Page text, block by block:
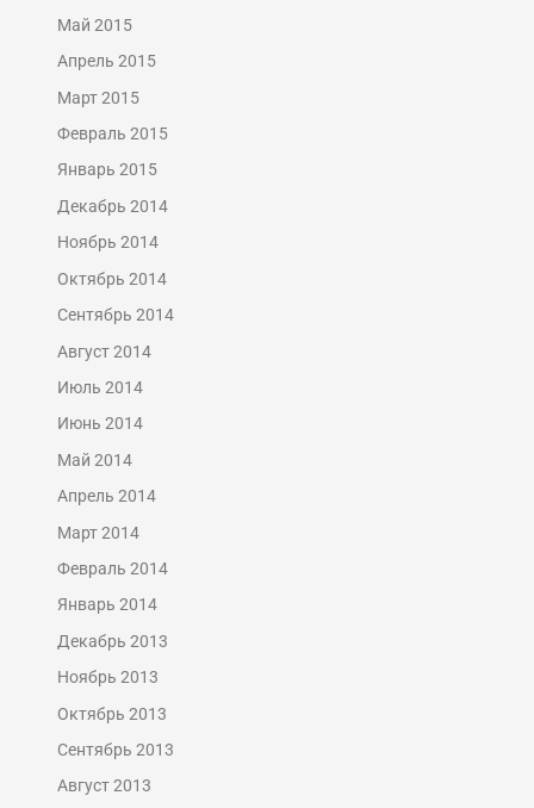
Май 2015
Апрель 2015
Март 2015
Февраль 2015
Январь 2015
Декабрь 2014
Ноябрь 2014
Октябрь 2014
Сентябрь 2014
Август 2014
Июль 2014
Июнь 2014
Май 2014
Апрель 2014
Март 2014
Февраль 2014
Январь 2014
Декабрь 2013
Ноябрь 2013
Октябрь 2013
Сентябрь 2013
Август 2013